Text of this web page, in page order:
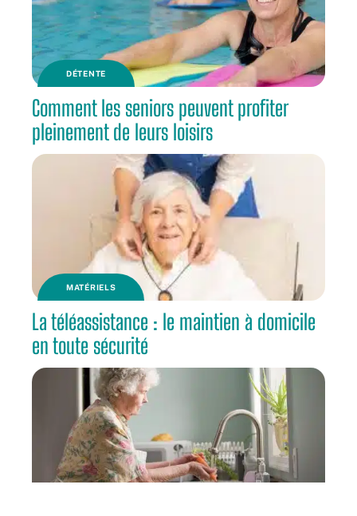
DÉTENTE
Comment les seniors peuvent profiter
pleinement de leurs loisirs
MATÉRIELS
La téléassistance : le maintien à domicile
en toute sécurité